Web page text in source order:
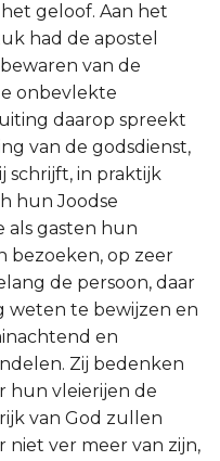
geloof. Aan het
had de apostel
van de
onbevlekte
daarop spreekt
van de godsdienst,
schrijft, in praktijk
hun Joodse
als gasten hun
bezoeken, op zeer
de persoon, daar
weten te bewijzen en
en
Zij bedenken
hun vleierijen de
van God zullen
niet ver meer van zijn,